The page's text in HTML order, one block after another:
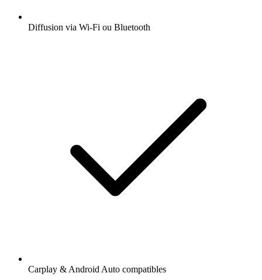
Diffusion via Wi-Fi ou Bluetooth
Carplay & Android Auto compatibles